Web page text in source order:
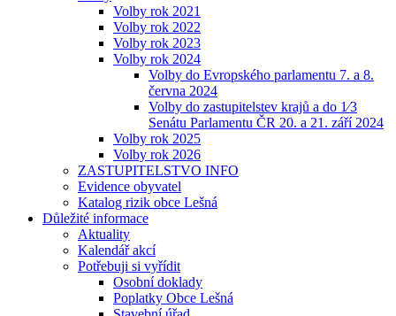
Volby rok 2021
Volby rok 2022
Volby rok 2023
Volby rok 2024
Volby do Evropského parlamentu 7. a 8.
června 2024
Volby do zastupitelstev krajů a do 1⁄3
Senátu Parlamentu ČR 20. a 21. září 2024
Volby rok 2025
Volby rok 2026
ZASTUPITELSTVO INFO
Evidence obyvatel
Katalog rizik obce Lešná
Důležité informace
Aktuality
Kalendář akcí
Potřebuji si vyřídit
Osobní doklady
Poplatky Obce Lešná